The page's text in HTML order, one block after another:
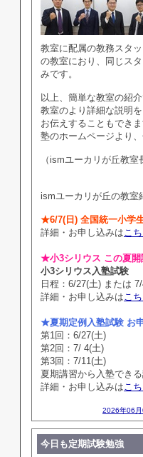
教室に配属の教務スタ
の教室におり、同じス
みです。
以上、簡単な教室の紹介
教室のより詳細な説明
お伝えすることもできま
塾のホームページより
（ismユーカリが丘教
ismユーカリが丘の教室
★6/7(日) 全国統一小学
詳細・お申し込みはこ
★小3シリウス この夏開
小3シリウス入塾試験
日程：6/27(土) または
詳細・お申し込みはこ
★夏期定例入塾試験 お
第1回：6/27(土)
第2回：7/ 4(土)
第3回：7/11(土)
夏期講習から入塾できる
詳細・お申し込みはこ
2026年06
今日も定期試験勉強